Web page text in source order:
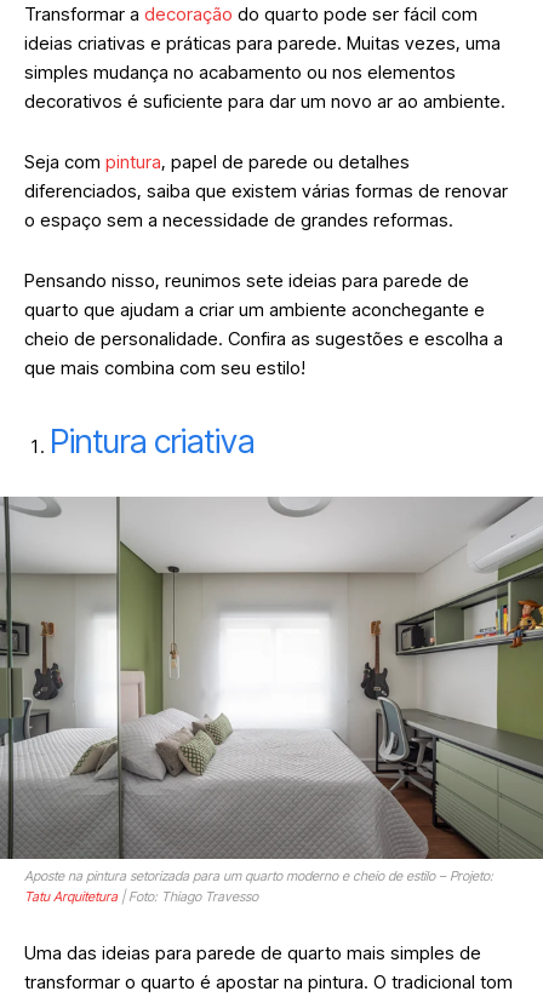
Transformar a decoração do quarto pode ser fácil com
ideias criativas e práticas para parede. Muitas vezes, uma
simples mudança no acabamento ou nos elementos
decorativos é suficiente para dar um novo ar ao ambiente.
Seja com pintura, papel de parede ou detalhes
diferenciados, saiba que existem várias formas de renovar
o espaço sem a necessidade de grandes reformas.
Pensando nisso, reunimos sete ideias para parede de
quarto que ajudam a criar um ambiente aconchegante e
cheio de personalidade. Confira as sugestões e escolha a
que mais combina com seu estilo!
Pintura criativa
Aposte na pintura setorizada para um quarto moderno e cheio de estilo – Projeto:
Tatu Arquitetura| Foto: Thiago Travesso
Uma das ideias para parede de quarto mais simples de
transformar o quarto é apostar na pintura. O tradicional tom